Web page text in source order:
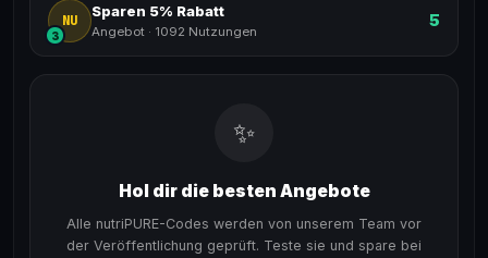
NU
3
Sparen 5% Rabatt
Angebot · 1092 Nutzungen
5
✨
Hol dir die besten Angebote
Alle nutriPURE-Codes werden von unserem Team vor
der Veröffentlichung geprüft. Teste sie und spare bei